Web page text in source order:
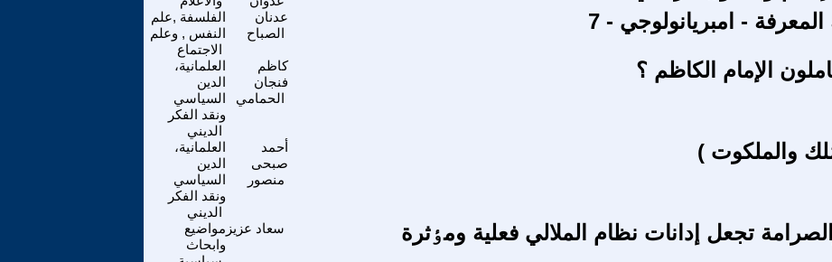
الفلسفة ,علم
النفس , وعلم
الاجتماع
عدنان
الصباح
المعرفة - امبريانولوجي - 7
العلمانية،
الدين
السياسي
ونقد الفكر
الديني
كاظم
فنجان
الحمامي
الإمام الكاظم ؟
العلمانية،
الدين
السياسي
ونقد الفكر
الديني
أحمد
صبحى
منصور
والملكوت )
مواضيع
وابحاث
سعاد عزيز تجعل إدانات نظام الملالي فعلية ومٶثرة